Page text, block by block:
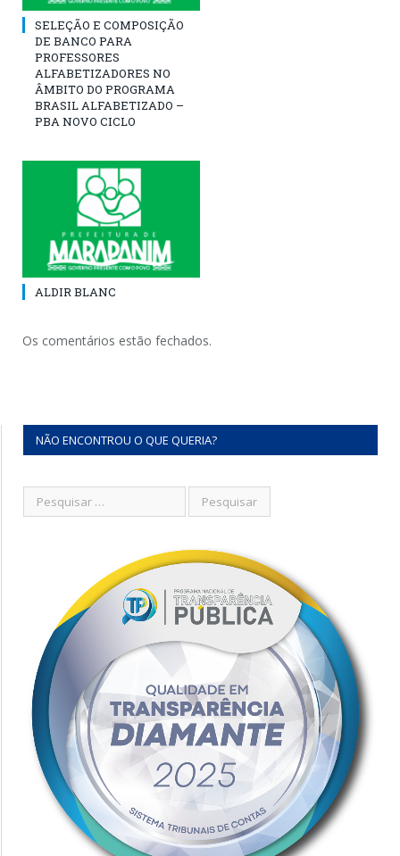
SELEÇÃO E COMPOSIÇÃO
DE BANCO PARA
PROFESSORES
ALFABETIZADORES NO
ÂMBITO DO PROGRAMA
BRASIL ALFABETIZADO –
PBA NOVO CICLO
ALDIR BLANC
Os comentários estão fechados.
NÃO ENCONTROU O QUE QUERIA?